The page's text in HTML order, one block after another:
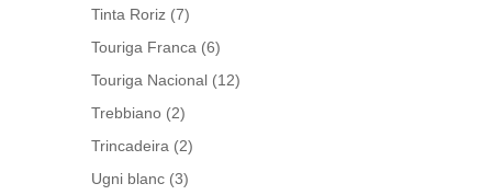
Tinta Roriz (7)
Touriga Franca (6)
Touriga Nacional (12)
Trebbiano (2)
Trincadeira (2)
Ugni blanc (3)